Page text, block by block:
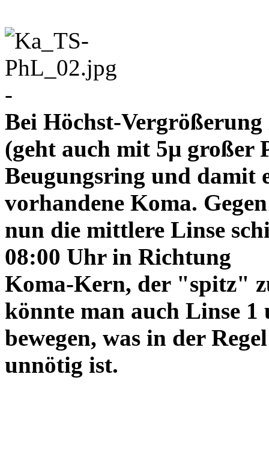
-
Bei Höchst-
(geht auch mit 5µ großer
Beugungsring und damit
vorhandene Koma.
nun die mittlere Linse
08:00 Uhr in Richtung
Koma-Kern, der "spitz"
könnte man auch Linse
bewegen, was in der Regel
unnötig ist.